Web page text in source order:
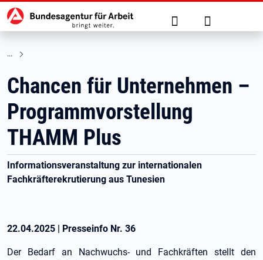
zu den Hauptinhalten springen
Hauptnavigation Suche Anmelden
Chancen für Unternehmen –
Programmvorstellung
THAMM Plus
Informationsveranstaltung zur internationalen
Fachkräfterekrutierung aus Tunesien
22.04.2025 | Presseinfo Nr. 36
Der Bedarf an Nachwuchs- und Fachkräften stellt den